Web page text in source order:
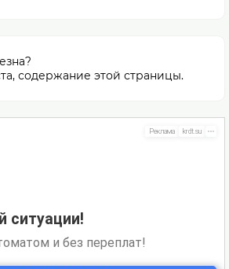
содержание этой страницы.